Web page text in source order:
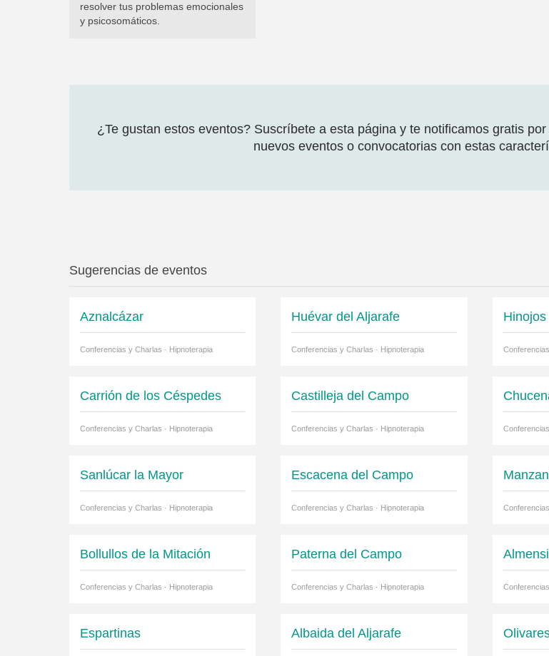
resolver tus problemas emocionales
y psicosomáticos.
¿Te gustan estos eventos? Suscríbete a esta página y te notificamos gratis
nuevos eventos o convocatorias con estas
Sugerencias de eventos
Aznalcázar
Conferencias y Charlas · Hipnoterapia
Huévar del Aljarafe
Conferencias y Charlas · Hipnoterapia
Hinojos
Carrión de los Céspedes
Conferencias y Charlas · Hipnoterapia
Castilleja del Campo
Conferencias y Charlas · Hipnoterapia
Sanlúcar la Mayor
Conferencias y Charlas · Hipnoterapia
Escacena del Campo
Conferencias y Charlas · Hipnoterapia
Bollullos de la Mitación
Conferencias y Charlas · Hipnoterapia
Paterna del Campo
Conferencias y Charlas · Hipnoterapia
Espartinas Albaida del Aljarafe